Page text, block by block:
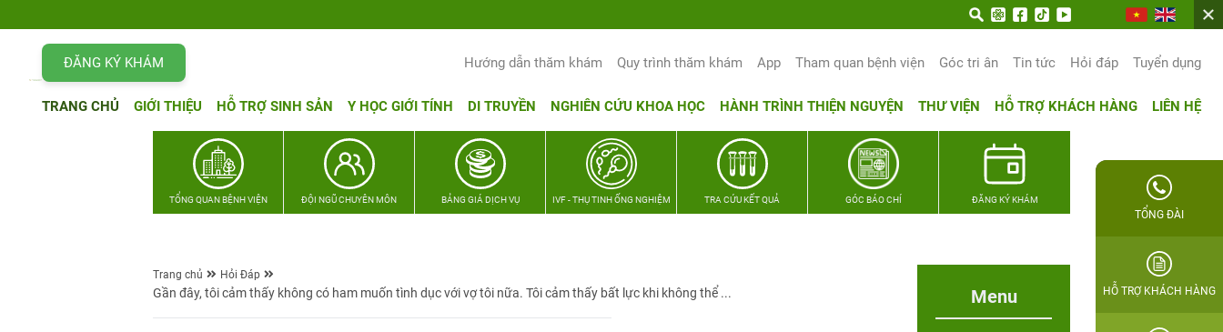
ĐĂNG KÝ KHÁM Hướng dẫn thăm khám Quy trình thăm khám App Tham quan bệnh viện Góc tri ân Tin tức Hỏi đáp Tuyển dụng
TRANG CHỦ GIỚI THIỆU HỖ TRỢ SINH SẢN Y HỌC GIỚI TÍNH DI TRUYỀN NGHIÊN CỨU KHOA HỌC HÀNH TRÌNH THIỆN NGUYỆN THƯ VIỆN HỖ TRỢ KHÁCH HÀNG LIÊN HỆ
TỔNG QUAN BỆNH VIỆN ĐỘI NGŨ CHUYÊN MÔN BẢNG GIÁ DỊCH VỤ IVF - THỤ TINH ỐNG NGHIỆM TRA CỨU KẾT QUẢ GÓC BÁO CHÍ ĐĂNG KÝ KHÁM
Trang chủ Hỏi Đáp
Gần đây, tôi cảm thấy không có ham muốn tình dục với vợ tôi nữa. Tôi cảm thấy bất lực khi không thể ... Menu
TỔNG ĐÀI
HỖ TRỢ KHÁCH HÀNG